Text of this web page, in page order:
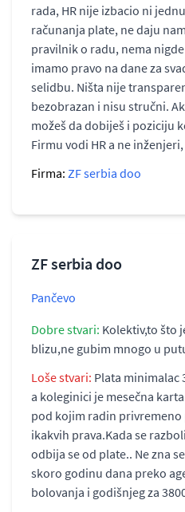
rada, HR nije izbacio ni
računanja plate, ne daju
pravilnik o radu, nema
imamo pravo na dane za
selidbu. Ništa nije
bezobrazan i nisu stručni.
možeš da dobiješ i poziciju
Firmu vodi HR a ne
Firma: ZF serbia doo
ZF serbia doo
Pančevo
Dobre stvari: Kolektiv,to što
blizu,ne gubim mnogo u
Loše stvari: Plata minimalac
a koleginici je mesečna
pod kojim radin
ikakvih prava.Kada se
odbija se od plate.. Ne zna
skoro godinu dana preko
bolovanja i godišnjeg za